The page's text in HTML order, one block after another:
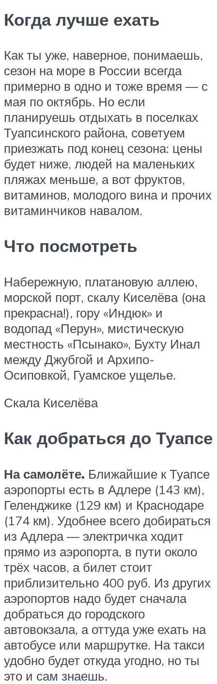
Когда лучше ехать
Как ты уже, наверное, понимаешь,
сезон на море в России всегда
примерно в одно и тоже время — с
мая по октябрь. Но если
планируешь отдыхать в поселках
Туапсинского района, советуем
приезжать под конец сезона: цены
будет ниже, людей на маленьких
пляжах меньше, а вот фруктов,
витаминов, молодого вина и прочих
витаминчиков навалом.
Что посмотреть
Набережную, платановую аллею,
морской порт, скалу Киселёва (она
прекрасна!), гору «Индюк» и
водопад «Перун», мистическую
местность «Псынако», Бухту Инал
между Джубгой и Архипо-
Осиповкой, Гуамское ущелье.
Скала Киселёва
Как добраться до Туапсе
На самолёте. Ближайшие к Туапсе
аэропорты есть в Адлере (143 км),
Геленджике (129 км) и Краснодаре
(174 км). Удобнее всего добираться
из Адлера — электричка ходит
прямо из аэропорта, в пути около
трёх часов, а билет стоит
приблизительно 400 руб. Из других
аэропортов надо будет сначала
добраться до городского
автовокзала, а оттуда уже ехать на
автобусе или маршрутке. На такси
удобно будет откуда угодно, но ты
это и сам знаешь.